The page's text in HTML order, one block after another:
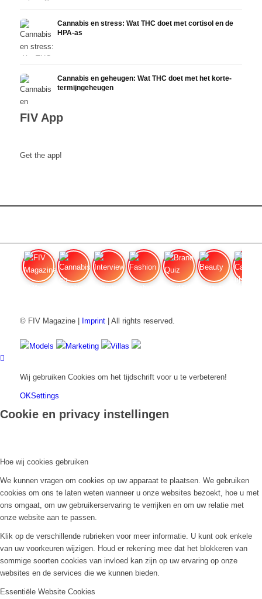
Cannabis en stress: Wat THC doet met cortisol en de
HPA-as
Cannabis en geheugen: Wat THC doet met het korte-
termijngeheugen
FIV App
Get the app!
© FIV Magazine | Imprint| All rights reserved.
Models Marketing Villas
Wij gebruiken Cookies om het tijdschrift voor u te verbeteren!
OKSettings
Cookie en privacy instellingen
Hoe wij cookies gebruiken
We kunnen vragen om cookies op uw apparaat te plaatsen. We gebruiken
cookies om ons te laten weten wanneer u onze websites bezoekt, hoe u met
ons omgaat, om uw gebruikerservaring te verrijken en om uw relatie met
onze website aan te passen.
Klik op de verschillende rubrieken voor meer informatie. U kunt ook enkele
van uw voorkeuren wijzigen. Houd er rekening mee dat het blokkeren van
sommige soorten cookies van invloed kan zijn op uw ervaring op onze
websites en de services die we kunnen bieden.
Essentiële Website Cookies